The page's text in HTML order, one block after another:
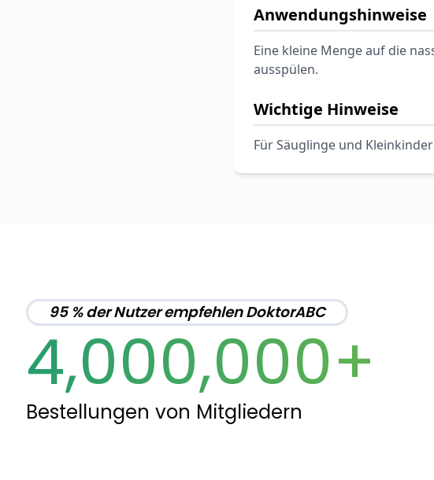
Anwendungshinweise
Eine kleine Menge auf die
ausspülen.
Wichtige Hinweise
Für Säuglinge und
95 % der Nutzer empfehlen DoktorABC
4,000,000+
Bestellungen von Mitgliedern